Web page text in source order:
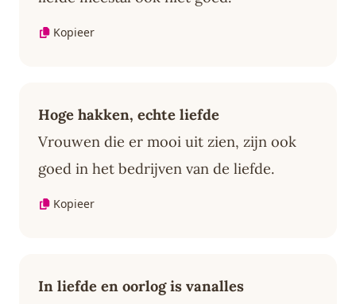
Kopieer
Hoge hakken, echte liefde
Vrouwen die er mooi uit zien, zijn ook
goed in het bedrijven van de liefde.
Kopieer
In liefde en oorlog is vanalles